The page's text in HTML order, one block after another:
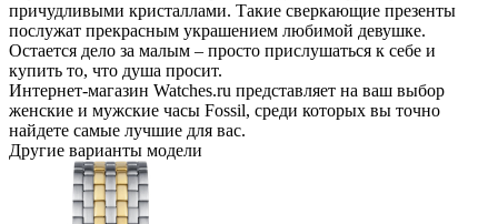
причудливыми кристаллами. Такие сверкающие презенты
послужат прекрасным украшением любимой девушке.
Остается дело за малым – просто прислушаться к себе и
купить то, что душа просит.
Интернет-магазин Watches.ru представляет на ваш выбор
женские и мужские часы Fossil, среди которых вы точно
найдете самые лучшие для вас.
Другие варианты модели